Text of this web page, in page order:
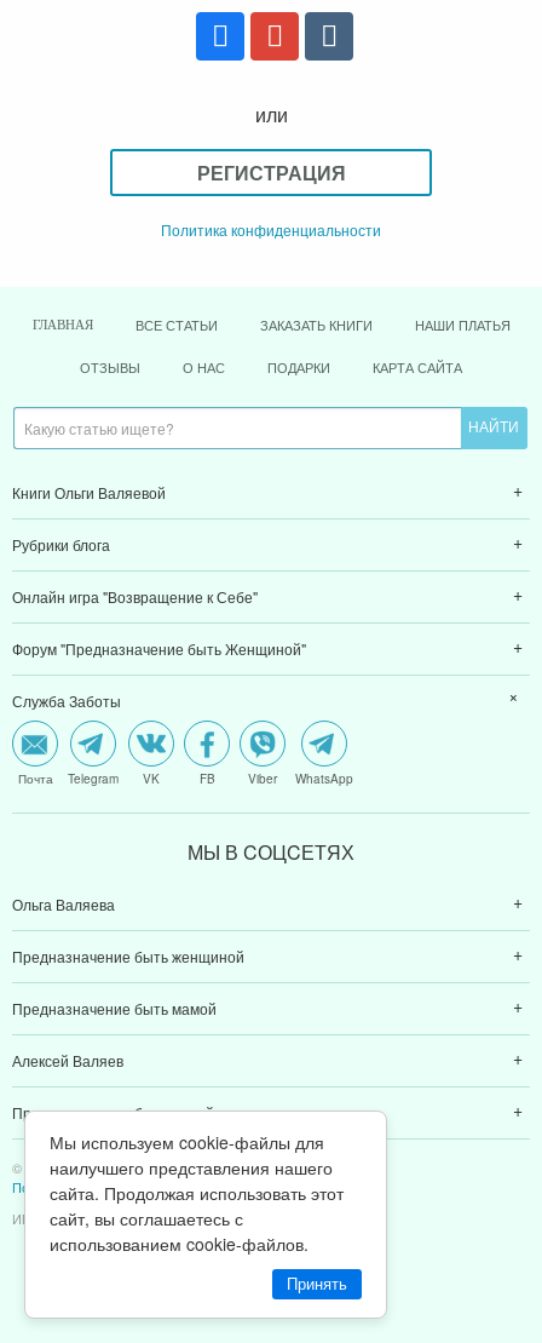
или
РЕГИСТРАЦИЯ
Политика конфиденциальности
ГЛАВНАЯ ВСЕ СТАТЬИ ЗАКАЗАТЬ КНИГИ НАШИ ПЛАТЬЯ
ОТЗЫВЫ О НАС ПОДАРКИ КАРТА САЙТА
Книги Ольги Валяевой
Рубрики блога
Онлайн игра "Возвращение к Себе"
Форум "Предназначение быть Женщиной"
Служба Заботы
Почта Telegram VK FB Viber WhatsApp
МЫ В CОЦCЕТЯХ
Ольга Валяева
Предназначение быть женщиной
Предназначение быть мамой
Алексей Валяев
Предназначение быть папой
© 2011-2026 Предназначение быть Женщиной
Политика конфиденциальности
ИП Валяев А. В. | ИНН 380111808709
Мы используем cookie-файлы для
наилучшего представления нашего
сайта. Продолжая использовать этот
сайт, вы соглашаетесь с
использованием cookie-файлов.
Принять